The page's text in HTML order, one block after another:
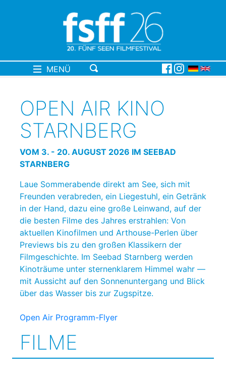
MENÜ
OPEN AIR KINO
STARNBERG
VOM 3. - 20. AUGUST 2026 IM SEEBAD
STARNBERG
Laue Sommerabende direkt am See, sich mit
Freunden verabreden, ein Liegestuhl, ein Getränk
in der Hand, dazu eine große Leinwand, auf der
die besten Filme des Jahres erstrahlen: Von
aktuellen Kinofilmen und Arthouse-Perlen über
Previews bis zu den großen Klassikern der
Filmgeschichte. Im Seebad Starnberg werden
Kinoträume unter sternenklarem Himmel wahr ―
mit Aussicht auf den Sonnenuntergang und Blick
über das Wasser bis zur Zugspitze.
Open Air Programm-Flyer
FILME